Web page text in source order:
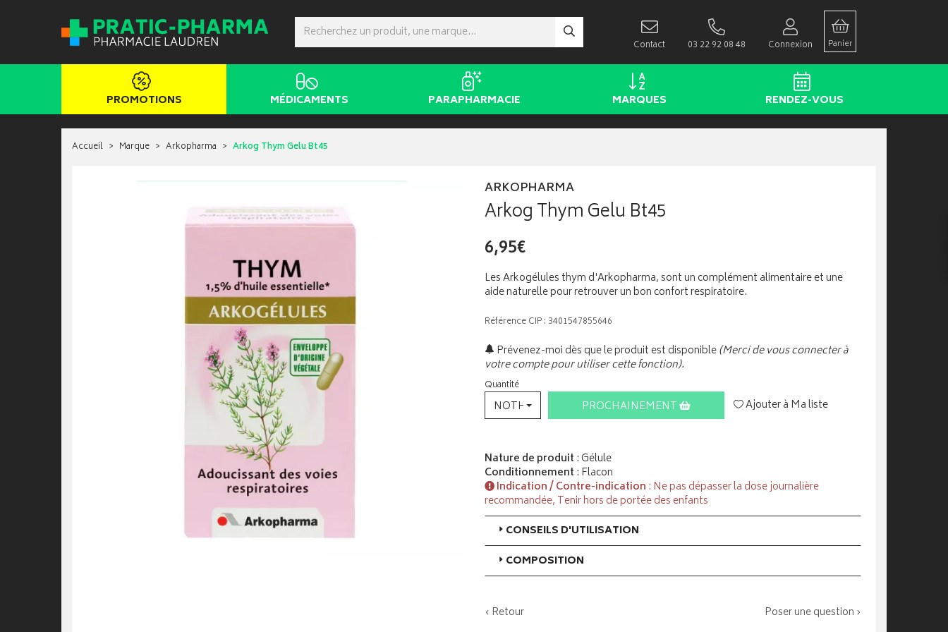
Contact 03 22 92 08 48 Connexion Panier
PROMOTIONS MÉDICAMENTS PARAPHARMACIE MARQUES RENDEZ-VOUS
Accueil Marque Arkopharma Arkog Thym Gelu Bt45
ARKOPHARMA
Arkog Thym Gelu Bt45
6,95€
Les Arkogélules thym d'Arkopharma, sont un complément alimentaire et une
aide naturelle pour retrouver un bon confort respiratoire.
Référence CIP : 3401547855646
Prévenez-moi dès que le produit est disponible(Merci de vous connecter à
votre compte pour utiliser cette fonction).
Quantité
NOTHING SELECTEDPROCHAINEMENT Ajouter à Ma liste
Nature de produit : Gélule
Conditionnement : Flacon
Indication / Contre-indication : Ne pas dépasser la dose journalière
recommandée, Tenir hors de portée des enfants
CONSEILS D'UTILISATION
COMPOSITION
‹ Retour Poser une question ›